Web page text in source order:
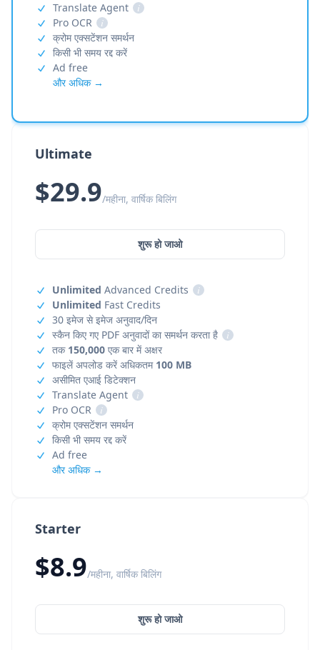
Starter
$8.9/महीना, वार्षिक बिलिंग
शुरू हो जाओ
Translate Agent
i
Pro OCR
i
क्रोम एक्सटेंशन समर्थन
किसी भी समय रद्द करें
Ad free
और अधिक →
Ultimate
$29.9/महीना, वार्षिक बिलिंग
शुरू हो जाओ
Unlimited Advanced Credits
i
Unlimited Fast Credits
30 इमेज से इमेज अनुवाद/दिन
स्कैन किए गए PDF अनुवादों का समर्थन करता है
i
तक 150,000 एक बार में अक्षर
फाइलें अपलोड करें अधिकतम 100 MB
असीमित एआई डिटेक्शन
Translate Agent
i
Pro OCR
i
क्रोम एक्सटेंशन समर्थन
किसी भी समय रद्द करें
Ad free
और अधिक →